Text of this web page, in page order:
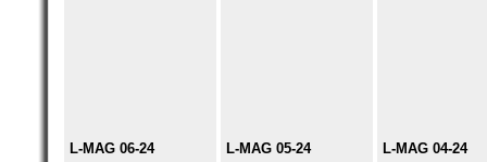
L-MAG 06-24
L-MAG 05-24
L-MAG 04-24